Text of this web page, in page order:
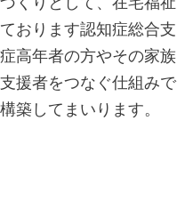
おります認知症総合支
高年者の方やその家族
援者をつなぐ仕組みで
築してまいります。